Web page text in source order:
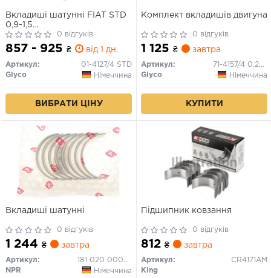
Вкладиші шатунні FIAT STD
0,9-1,5
138A/B/B2/146A4.0/182A4/182B6
(вир-во GLYCO)
0 відгуків
857 - 925 ₴ від 1 дн.
Артикул:
01-4127/4 STD
Glyco
Німеччина
ВИБРАТИ ЦІНУ
Комплект вкладишів двигуна
0 відгуків
1 125 ₴ завтра
Артикул:
71-4157/4 0.25MM
Glyco
Німеччина
КУПИТИ
Вкладиші шатунні
0 відгуків
1 244 ₴ завтра
Артикул:
181 020 0009 00
NPR
Німеччина
Підшипник ковзання
0 відгуків
812 ₴ завтра
Артикул:
CR4171AM
King